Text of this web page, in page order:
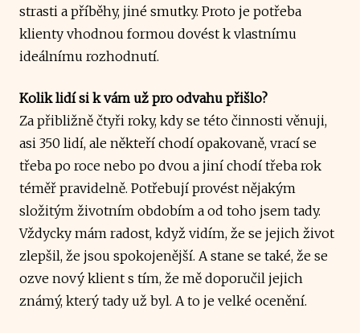
strasti a příběhy, jiné smutky. Proto je potřeba
klienty vhodnou formou dovést k vlastnímu
ideálnímu rozhodnutí.
Kolik lidí si k vám už pro odvahu přišlo?
Za přibližně čtyři roky, kdy se této činnosti věnuji,
asi 350 lidí, ale někteří chodí opakovaně, vrací se
třeba po roce nebo po dvou a jiní chodí třeba rok
téměř pravidelně. Potřebují provést nějakým
složitým životním obdobím a od toho jsem tady.
Vždycky mám radost, když vidím, že se jejich život
zlepšil, že jsou spokojenější. A stane se také, že se
ozve nový klient s tím, že mě doporučil jejich
známý, který tady už byl. A to je velké ocenění.